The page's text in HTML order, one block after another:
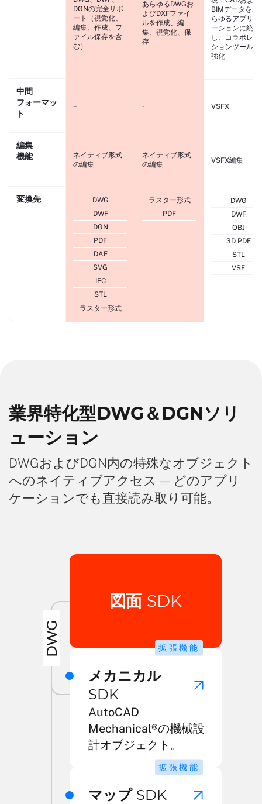
中間
フォーマッ
ト
編集
機能
変換先
DGNの完全サポ
ート（視覚化、
編集、作成、フ
ァイル保存を含
む）
–
ネイティブ形式
の編集
DWG
DWF
DGN
PDF
DAE
SVG
IFC
STL
ラスター形式
あらゆるDWGお
よびDXFファイ
ルを作成、編
集、視覚化、保
存
-
ネイティブ形式
の編集
ラスター形式
PDF
BIMデータをあ
らゆるアプリケ
ーションに統合
し、コラボレー
ションツールで
強化
VSFX
VSFX編集
DWG
DWF
OBJ
3D PDF
STL
VSF
業界特化型DWG＆DGNソリ
ューション
DWGおよびDGN内の特殊なオブジェクト
へのネイティブアクセス — どのアプリ
ケーションでも直接読み取り可能。
図面 SDK
DWG 拡張機能
メカニカル
SDK
AutoCAD
Mechanical®の機械設
計オブジェクト。
拡張機能
マップ SDK